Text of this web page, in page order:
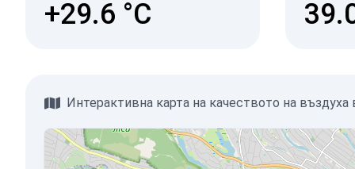
+29.6 °C
Интерактивна карта на качеството на